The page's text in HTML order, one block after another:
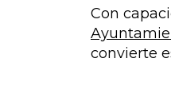
Con
convierte